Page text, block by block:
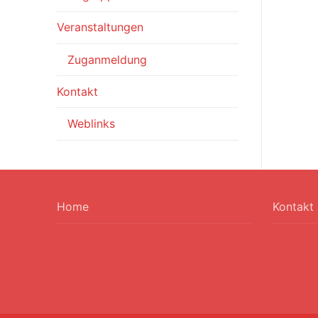
Veranstaltungen
Zuganmeldung
Kontakt
Weblinks
Home Kontakt